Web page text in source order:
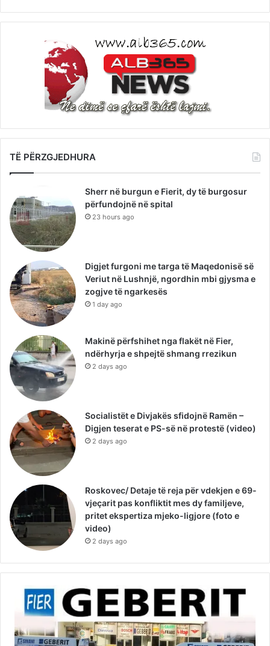
TË PËRZGJEDHURA
Sherr në burgun e Fierit, dy të burgosur
përfundojnë në spital
23 hours ago
Digjet furgoni me targa të Maqedonisë së
Veriut në Lushnjë, ngordhin mbi gjysma e
zogjve të ngarkesës
1 day ago
Makinë përfshihet nga flakët në Fier,
ndërhyrja e shpejtë shmang rrezikun
2 days ago
Socialistët e Divjakës sfidojnë Ramën –
Digjen teserat e PS-së në protestë (video)
2 days ago
Roskovec/ Detaje të reja për vdekjen e 69-
vjeçarit pas konfliktit mes dy familjeve,
pritet ekspertiza mjeko-ligjore (foto e
video)
2 days ago